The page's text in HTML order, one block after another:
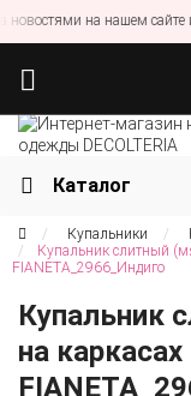
на нашем сайте и
Каталог
Купальники
Купальник слитный
FIANETA_2966_Индиго
Купальник
на